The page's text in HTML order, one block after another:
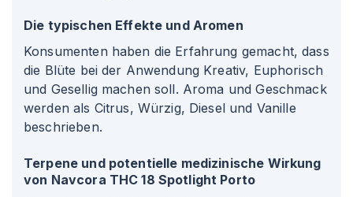
Die typischen Effekte und Aromen
Konsumenten haben die Erfahrung gemacht, dass
die Blüte bei der Anwendung Kreativ, Euphorisch
und Gesellig machen soll. Aroma und Geschmack
werden als Citrus, Würzig, Diesel und Vanille
beschrieben.
Terpene und potentielle medizinische Wirkung
von Navcora THC 18 Spotlight Porto